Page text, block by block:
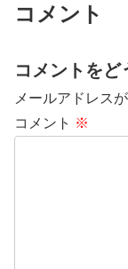
コメント
コメントをど
メールアドレス
コメント ※